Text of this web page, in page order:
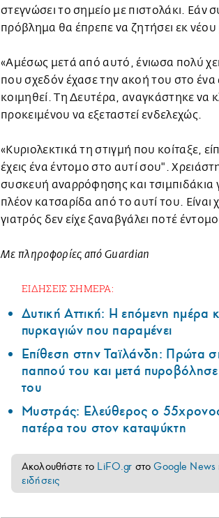
στεγνώσει το σημείο με πιστολάκι. Εάν
πρόβλημα θα έπρεπε να ζητήσει εκ νέου
«Αμέσως μετά από αυτό, ένιωσα πολύ
που σχεδόν έχασε την ακοή του στο ένα
κοιμηθεί. Τη Δευτέρα, αναγκάστηκε να
προκειμένου να εξεταστεί ενδελεχώς.
«Κυριολεκτικά τη στιγμή που κοίταξε,
έχεις ένα έντομο στο αυτί σου".
συσκευή αναρρόφησης και τσιμπιδάκια
πλέον κατσαρίδα από το αυτί του. Είναι
γιατρός δεν είχε ξαναβγάλει ποτέ
Με πληροφορίες από Guardian
ΕΙΔΗΣΕΙΣ ΣΗΜΕΡΑ:
Δυτική Αττική: Η επόμενη ημέρα
πυρκαγιών που παραμένει
Επίθεση στην Ταϊλάνδη: Πρώτα
παππού του και μετά
του
Μυστράς: Ελεύθερος ο
πατέρα του στον καταψύκτη
Ακολουθήστε το LiFO.gr στοGoogle News
ειδήσεις